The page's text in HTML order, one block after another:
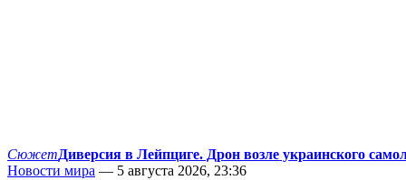
СюжетДиверсия в Лейпциге. Дрон возле украинского
Новости мира — 5 августа 2026, 23:36